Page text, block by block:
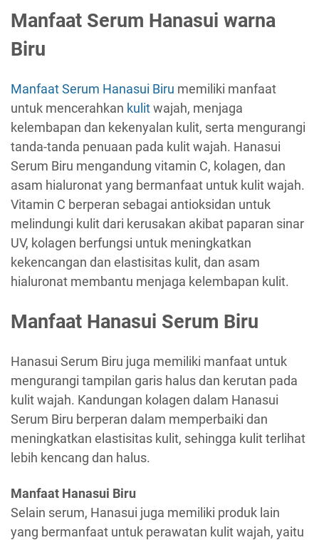
Manfaat Serum Hanasui warna
Biru
Manfaat Serum Hanasui Biru memiliki manfaat
untuk mencerahkan kulitwajah, menjaga
kelembapan dan kekenyalan kulit, serta mengurangi
tanda-tanda penuaan pada kulit wajah. Hanasui
Serum Biru mengandung vitamin C, kolagen, dan
asam hialuronat yang bermanfaat untuk kulit wajah.
Vitamin C berperan sebagai antioksidan untuk
melindungi kulit dari kerusakan akibat paparan sinar
UV, kolagen berfungsi untuk meningkatkan
kekencangan dan elastisitas kulit, dan asam
hialuronat membantu menjaga kelembapan kulit.
Manfaat Hanasui Serum Biru
Hanasui Serum Biru juga memiliki manfaat untuk
mengurangi tampilan garis halus dan kerutan pada
kulit wajah. Kandungan kolagen dalam Hanasui
Serum Biru berperan dalam memperbaiki dan
meningkatkan elastisitas kulit, sehingga kulit terlihat
lebih kencang dan halus.
Manfaat Hanasui Biru
Selain serum, Hanasui juga memiliki produk lain
yang bermanfaat untuk perawatan kulit wajah, yaitu